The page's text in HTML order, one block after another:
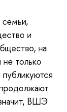
и
на
только
публикуются
ВШЭ